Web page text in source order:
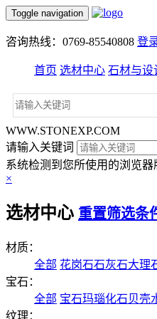
Toggle navigation
咨询热线：0769-85540808 登
首页 选材中心 石材与设
WWW.STONEXP.COM
请输入关键词
系统检测到您所使用的浏览
×
选材中心 重置筛选条
材质：
全部 花岗石石灰石大理
宝石：
全部 宝石玛瑙化石贝壳
纹理：